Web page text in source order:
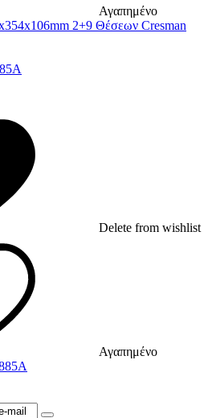
Αγαπημένο
2+9 Θέσεων Cresman
Delete from wishlist
Αγαπημένο